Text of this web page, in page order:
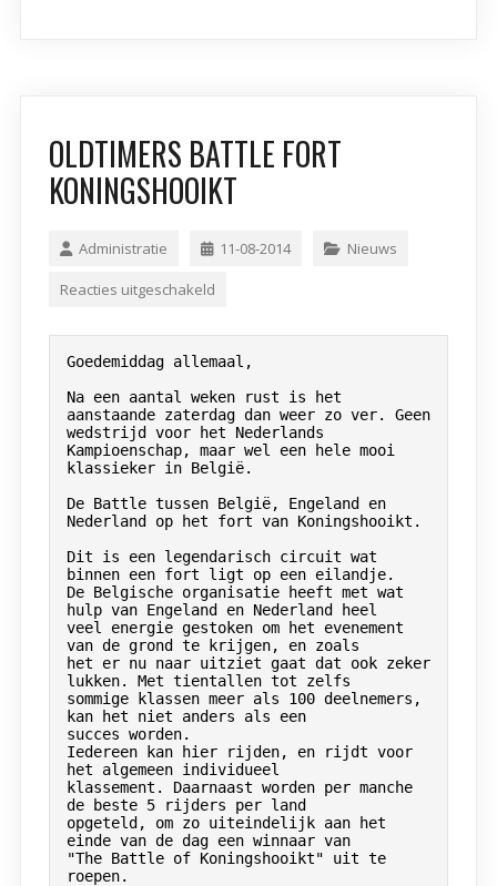
OLDTIMERS BATTLE FORT
KONINGSHOOIKT
Administratie 11-08-2014 Nieuws
Reacties uitgeschakeld
Goedemiddag allemaal,
Na een aantal weken rust is het
aanstaande zaterdag dan weer zo ver. Geen
wedstrijd voor het Nederlands
Kampioenschap, maar wel een hele mooi
klassieker in België.
De Battle tussen België, Engeland en
Nederland op het fort van Koningshooikt.
Dit is een legendarisch circuit wat
binnen een fort ligt op een eilandje.
De Belgische organisatie heeft met wat
hulp van Engeland en Nederland heel
veel energie gestoken om het evenement
van de grond te krijgen, en zoals
het er nu naar uitziet gaat dat ook zeker
lukken. Met tientallen tot zelfs
sommige klassen meer als 100 deelnemers,
kan het niet anders als een
succes worden.
Iedereen kan hier rijden, en rijdt voor
het algemeen individueel
klassement. Daarnaast worden per manche
de beste 5 rijders per land
opgeteld, om zo uiteindelijk aan het
einde van de dag een winnaar van
"The Battle of Koningshooikt" uit te
roepen.